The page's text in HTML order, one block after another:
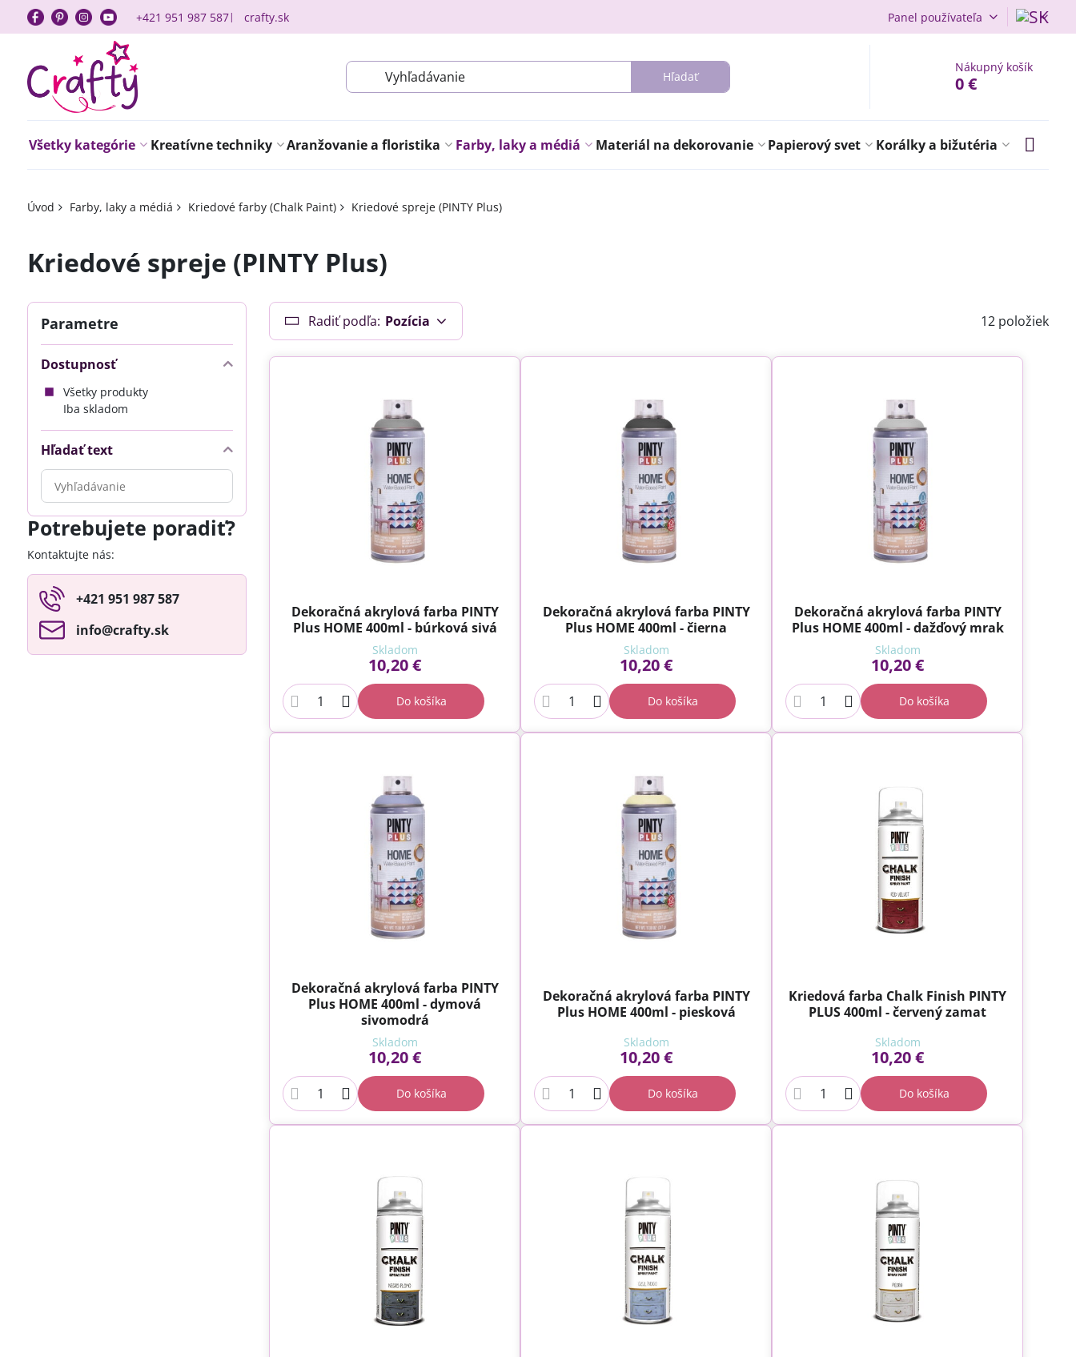
+421 951 987 587 crafty.sk Panel používateľa
Hľadať
Nákupný košík
0 €
Všetky kategórie Kreatívne techniky Aranžovanie a floristika Farby, laky a médiá Materiál na dekorovanie Papierový svet Korálky a bižutéria
Úvod Farby, laky a médiá Kriedové farby (Chalk Paint) Kriedové spreje (PINTY Plus)
Kriedové spreje (PINTY Plus)
Radiť podľa: Pozícia 12 položiek
Dekoračná akrylová farba PINTY
Plus HOME 400ml - búrková sivá
Skladom
10,20 €
Do košíka
Dekoračná akrylová farba PINTY
Plus HOME 400ml - čierna
Skladom
10,20 €
Do košíka
Dekoračná akrylová farba PINTY
Plus HOME 400ml - dažďový mrak
Skladom
10,20 €
Do košíka
Dekoračná akrylová farba PINTY
Plus HOME 400ml - dymová
sivomodrá
Skladom
10,20 €
Do košíka
Dekoračná akrylová farba PINTY
Plus HOME 400ml - piesková
Skladom
10,20 €
Do košíka
Kriedová farba Chalk Finish PINTY
PLUS 400ml - červený zamat
Skladom
10,20 €
Do košíka
Parametre
Dostupnosť
Všetky produkty
Iba skladom
Hľadať text
Prehľadať
výsledky
filtra
fulltextom
Potrebujete poradiť?
Kontaktujte nás:
+421 951 987 587
info​@crafty​.sk